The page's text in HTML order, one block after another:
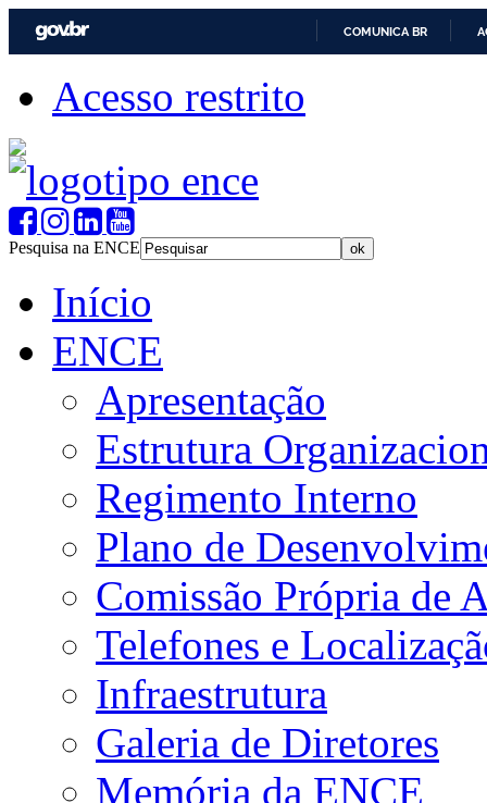
COMUNICA BR
Acesso restrito
Pesquisa na ENCE
Início
ENCE
Apresentação
Estrutura
Regimento Interno
Plano de
Comissão Própria de
Telefones e
Infraestrutura
Galeria de Diretores
Memória da ENCE